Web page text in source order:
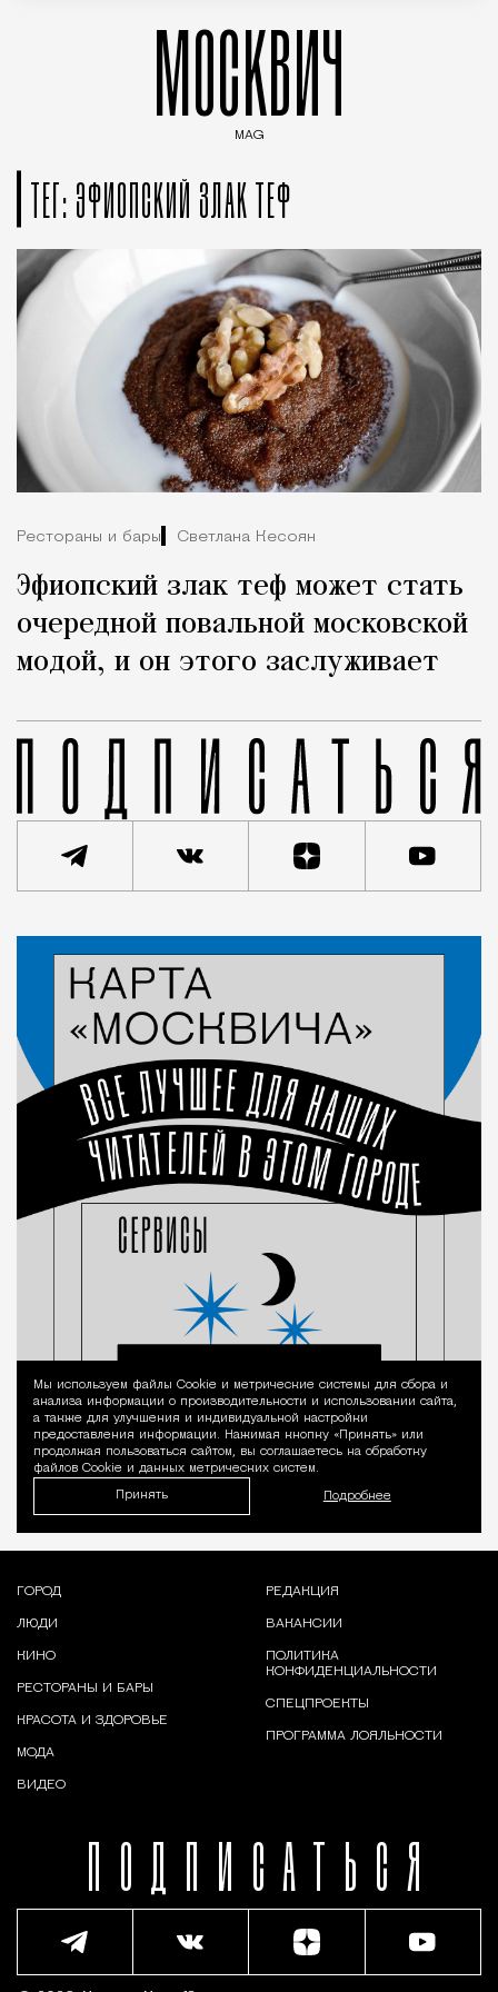
МОСКВИЧ
MAG
ТЕГ: ЭФИОПСКИЙ ЗЛАК ТЕФ
Рестораны и бары Светлана Кесоян
Эфиопский злак теф может стать
очередной повальной московской
модой, и он этого заслуживает
Уведомление
Мы используем файлы Сookie и метрические системы для сбора и
анализа информации о производительности и использовании сайта,
а также для улучшения и индивидуальной настройки
предоставления информации. Нажимая кнопку «Принять» или
продолжая пользоваться сайтом, вы соглашаетесь на обработку
файлов Cookie и данных метрических систем.
Принять Подробнее
ПОДПИСАТЬСЯ
ГОРОД
ЛЮДИ
КИНО
РЕСТОРАНЫ И БАРЫ
КРАСОТА И ЗДОРОВЬЕ
МОДА
ВИДЕО
РЕДАКЦИЯ
ВАКАНСИИ
ПОЛИТИКА
КОНФИДЕНЦИАЛЬНОСТИ
СПЕЦПРОЕКТЫ
ПРОГРАММА ЛОЯЛЬНОСТИ